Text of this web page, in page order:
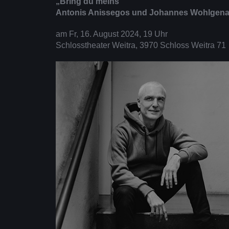
Antonis Anissegos und Johannes
am Fr, 16. August 2024, 19 Uhr
Schlosstheater Weitra, 3970 Schloss Weitra 71